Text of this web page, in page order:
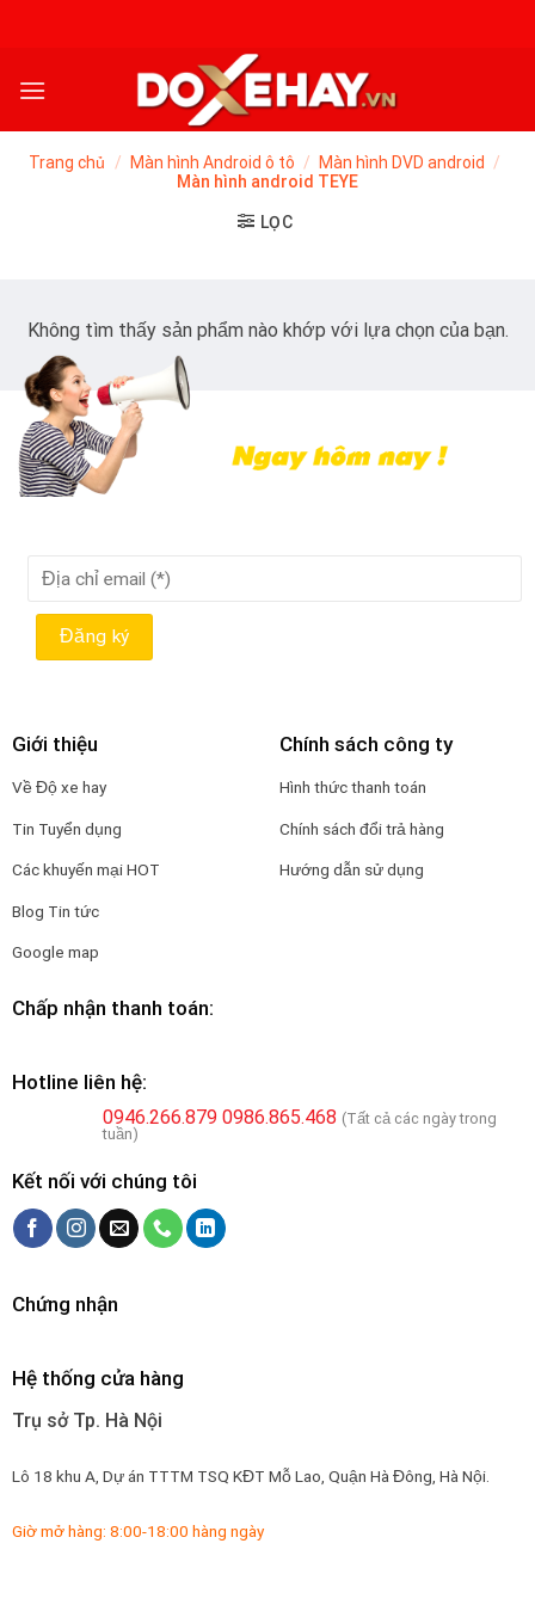
Trang chủ / Màn hình Android ô tô / Màn hình DVD android
/
Màn hình android TEYE
LỌC
Không tìm thấy sản phẩm nào khớp với lựa chọn của bạn.
Giới thiệu
Về Độ xe hay
Tin Tuyển dụng
Các khuyến mại HOT
Blog Tin tức
Google map
Chính sách công ty
Hình thức thanh toán
Chính sách đổi trả hàng
Hướng dẫn sử dụng
Chấp nhận thanh toán:
Hotline liên hệ:
0946.266.879 0986.865.468 (Tất cả các ngày trong
tuần)
Kết nối với chúng tôi
Chứng nhận
Hệ thống cửa hàng
Trụ sở Tp. Hà Nội
Lô 18 khu A, Dự án TTTM TSQ KĐT Mỗ Lao, Quận Hà Đông, Hà Nội.
Giờ mở hàng: 8:00-18:00 hàng ngày